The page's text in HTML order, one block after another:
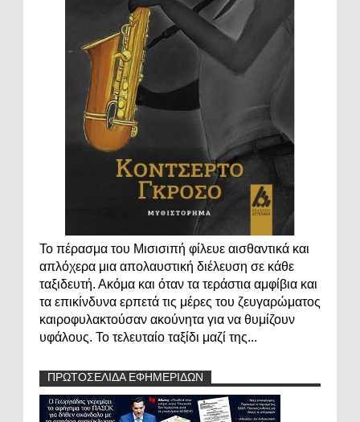
Το πέρασμα του Μισισιπή φίλευε αισθαντικά και
απλόχερα μια απολαυστική διέλευση σε κάθε
ταξιδευτή. Ακόμα και όταν τα τεράστια αμφίβια και
τα επικίνδυνα ερπετά τις μέρες του ζευγαρώματος
καιροφυλακτούσαν ακούνητα για να θυμίζουν
υφάλους. Το τελευταίο ταξίδι μαζί της...
ΠΡΩΤΟΣΕΛΙΔΑ ΕΦΗΜΕΡΙΔΩΝ